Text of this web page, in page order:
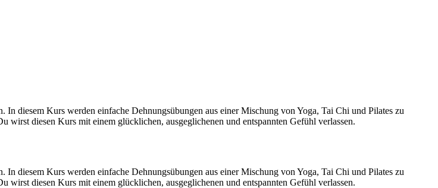
Kurs werden einfache Dehnungsübungen aus einer Mischung von Yoga, Tai Chi und Pilates zu
diesen Kurs mit einem glücklichen, ausgeglichenen und entspannten Gefühl verlassen.
Kurs werden einfache Dehnungsübungen aus einer Mischung von Yoga, Tai Chi und Pilates zu
diesen Kurs mit einem glücklichen, ausgeglichenen und entspannten Gefühl verlassen.